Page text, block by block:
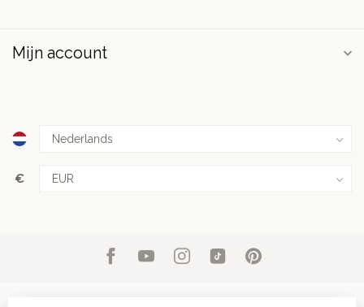
Mijn account
€